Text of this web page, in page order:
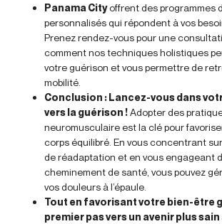
Panama Cityoffrent des programmes
personnalisés qui répondent à vos
Prenez rendez-vous pour une
comment nos techniques holistiques
votre guérison et vous permettre de
mobilité.
Conclusion : Lancez-vous dans
vers la guérison !Adopter des
neuromusculaire est la clé pour
corps équilibré. En vous concentrant
de réadaptation et en vous engageant
cheminement de santé, vous pouvez
vos douleurs à l’épaule.
Tout en favorisant votre bien-être
premier pas vers un avenir plus